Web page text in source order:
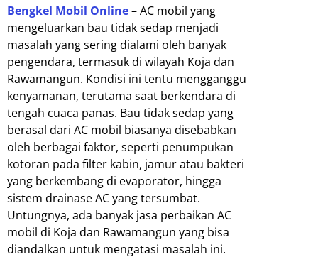
Bengkel Mobil Online– AC mobil yang
mengeluarkan bau tidak sedap menjadi
masalah yang sering dialami oleh banyak
pengendara, termasuk di wilayah Koja dan
Rawamangun. Kondisi ini tentu mengganggu
kenyamanan, terutama saat berkendara di
tengah cuaca panas. Bau tidak sedap yang
berasal dari AC mobil biasanya disebabkan
oleh berbagai faktor, seperti penumpukan
kotoran pada filter kabin, jamur atau bakteri
yang berkembang di evaporator, hingga
sistem drainase AC yang tersumbat.
Untungnya, ada banyak jasa perbaikan AC
mobil di Koja dan Rawamangun yang bisa
diandalkan untuk mengatasi masalah ini.